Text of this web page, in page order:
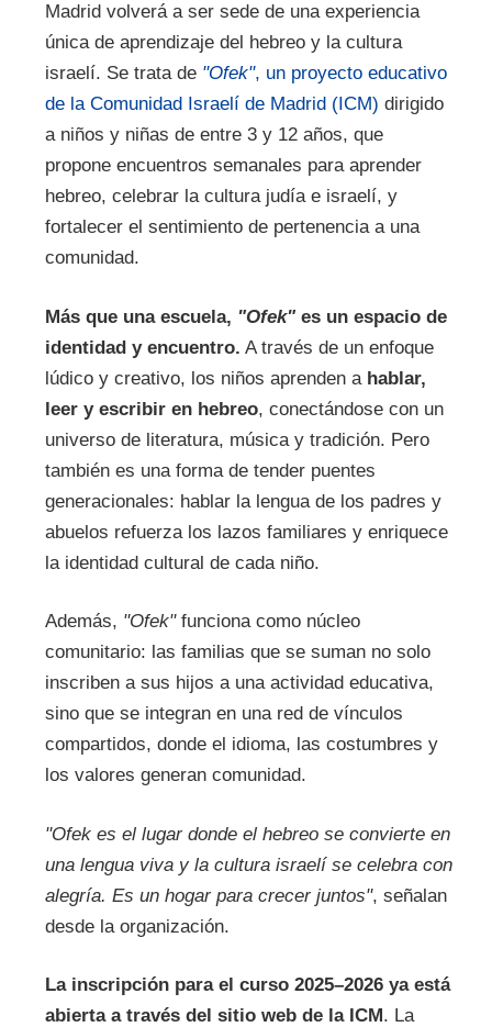
Madrid volverá a ser sede de una experiencia
única de aprendizaje del hebreo y la cultura
israelí. Se trata de "Ofek", un proyecto educativo
de la Comunidad Israelí de Madrid (ICM) dirigido
a niños y niñas de entre 3 y 12 años, que
propone encuentros semanales para aprender
hebreo, celebrar la cultura judía e israelí, y
fortalecer el sentimiento de pertenencia a una
comunidad.
Más que una escuela, "Ofek"es un espacio de
identidad y encuentro. A través de un enfoque
lúdico y creativo, los niños aprenden a hablar,
leer y escribir en hebreo, conectándose con un
universo de literatura, música y tradición. Pero
también es una forma de tender puentes
generacionales: hablar la lengua de los padres y
abuelos refuerza los lazos familiares y enriquece
la identidad cultural de cada niño.
Además, "Ofek"funciona como núcleo
comunitario: las familias que se suman no solo
inscriben a sus hijos a una actividad educativa,
sino que se integran en una red de vínculos
compartidos, donde el idioma, las costumbres y
los valores generan comunidad.
"Ofek es el lugar donde el hebreo se convierte en
una lengua viva y la cultura israelí se celebra con
alegría. Es un hogar para crecer juntos", señalan
desde la organización.
La inscripción para el curso 2025–2026 ya está
abierta a través del sitio web de la ICM . La